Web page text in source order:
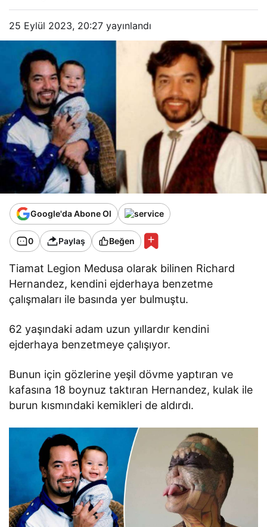
25 Eylül 2023, 20:27 yayınlandı
Google'da Abone Ol
0 Paylaş Beğen
Tiamat Legion Medusa olarak bilinen Richard
Hernandez, kendini ejderhaya benzetme
çalışmaları ile basında yer bulmuştu.
62 yaşındaki adam uzun yıllardır kendini
ejderhaya benzetmeye çalışıyor.
Bunun için gözlerine yeşil dövme yaptıran ve
kafasına 18 boynuz taktıran Hernandez, kulak ile
burun kısmındaki kemikleri de aldırdı.